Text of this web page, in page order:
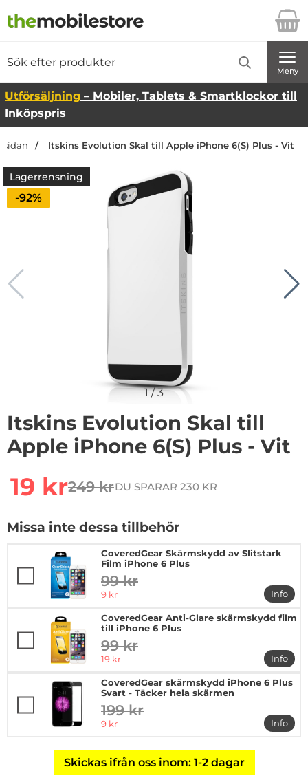
Startsidan för Danira Telecom AB
Meny
Utförsäljning – Mobiler, Tablets & Smartklockor till
Inköpspris
Itskins Evolution Skal till Apple iPhone 6(S) Plus - Vit
Lagerrensning
Priset är nedsatt med
-92%
1/3
Itskins Evolution Skal till
Apple iPhone 6(S) Plus - Vit
rea pris
19 krtidigare pris
249 krDU SPARAR 230 KR
Missa inte dessa tillbehör
CoveredGear Skärmskydd av Slitstark
Film iPhone 6 Plus
tidigare pris
99 kr
rea pris
9 kr
Info
mer
CoveredGear Anti-Glare skärmskydd film
till iPhone 6 Plus
tidigare pris
99 kr
rea pris
19 kr
Info
mer
CoveredGear skärmskydd iPhone 6 Plus
Svart - Täcker hela skärmen
tidigare pris
199 kr
rea pris
9 kr
Info
mer
Skickas ifrån oss inom: 1-2 dagar